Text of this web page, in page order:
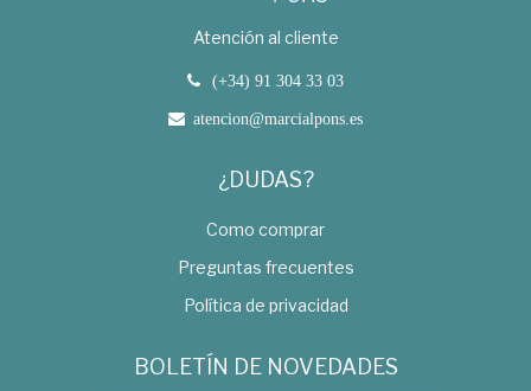
Atención al cliente
(+34) 91 304 33 03
atencion@marcialpons.es
¿DUDAS?
Como comprar
Preguntas frecuentes
Política de privacidad
BOLETÍN DE NOVEDADES